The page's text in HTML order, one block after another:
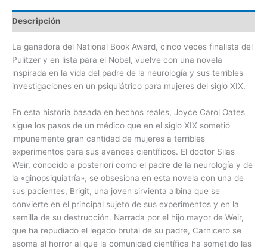
Descripción
La ganadora del National Book Award, cinco veces finalista del
Pulitzer y en lista para el Nobel, vuelve con una novela
inspirada en la vida del padre de la neurología y sus terribles
investigaciones en un psiquiátrico para mujeres del siglo XIX.
En esta historia basada en hechos reales, Joyce Carol Oates
sigue los pasos de un médico que en el siglo XIX sometió
impunemente gran cantidad de mujeres a terribles
experimentos para sus avances científicos. El doctor Silas
Weir, conocido a posteriori como el padre de la neurología y de
la «ginopsiquiatría», se obsesiona en esta novela con una de
sus pacientes, Brigit, una joven sirvienta albina que se
convierte en el principal sujeto de sus experimentos y en la
semilla de su destrucción. Narrada por el hijo mayor de Weir,
que ha repudiado el legado brutal de su padre, Carnicero se
asoma al horror al que la comunidad científica ha sometido las